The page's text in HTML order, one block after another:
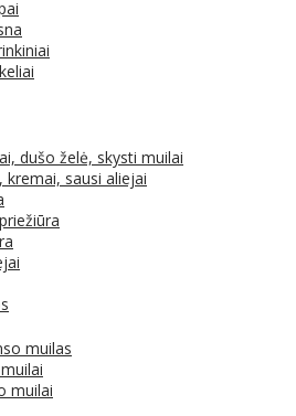
dušo želė, skysti muilai
kremai, sausi aliejai
muilas
muilai